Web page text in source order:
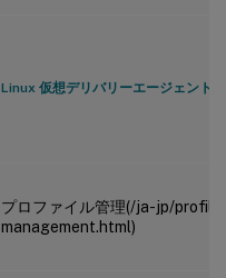
Linux 仮想デリバリーエージェント
プロファイル管理(/ja-jp/
management.html)